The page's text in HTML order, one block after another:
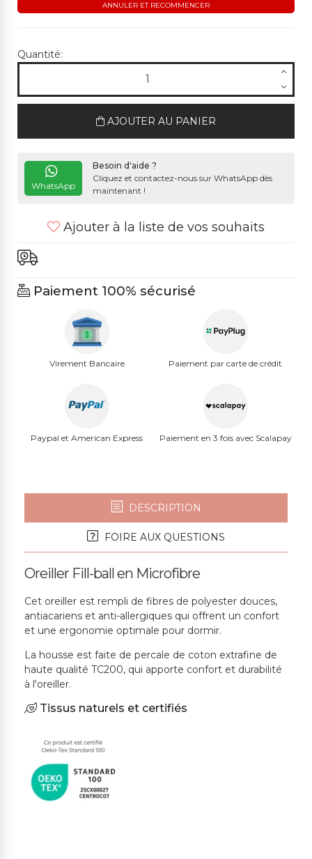
ANNULER ET RECOMMENCER
Quantité:
AJOUTER AU PANIER
WhatsApp
Besoin d'aide ?
Cliquez et contactez-nous sur WhatsApp dès
maintenant !
Ajouter à la liste de vos souhaits
Paiement 100% sécurisé
Virement Bancaire Paiement par carte de crédit
Paypal et American Express Paiement en 3 fois avec Scalapay
DESCRIPTION
FOIRE AUX QUESTIONS
Oreiller Fill-ball en Microfibre
Cet oreiller est rempli de fibres de polyester douces,
antiacariens et anti-allergiques qui offrent un confort
et une ergonomie optimale pour dormir.
La housse est faite de percale de coton extrafine de
haute qualité TC200, qui apporte confort et durabilité
à l'oreiller.
Tissus naturels et certifiés